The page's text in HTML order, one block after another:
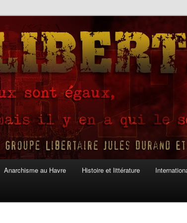
Anarchisme au Havre Histoire et littérature